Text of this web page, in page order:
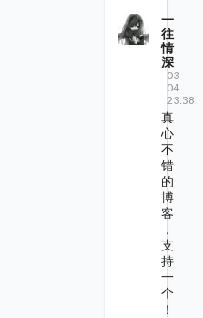
一
往
情
深
03-
04
23:38
真
心
不
错
的
博
客
，
支
持
一
个
！